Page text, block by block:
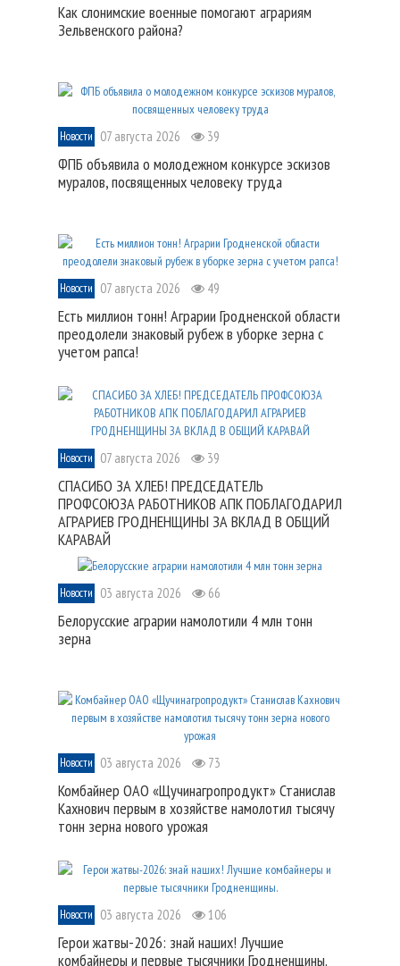
Как слонимские военные помогают аграриям
Зельвенского района?
Новости 07 августа 2026 39
ФПБ объявила о молодежном конкурсе эскизов
муралов, посвященных человеку труда
Новости 07 августа 2026 49
Есть миллион тонн! Аграрии Гродненской области
преодолели знаковый рубеж в уборке зерна с
учетом рапса!
Новости 07 августа 2026 39
СПАСИБО ЗА ХЛЕБ! ПРЕДСЕДАТЕЛЬ
ПРОФСОЮЗА РАБОТНИКОВ АПК ПОБЛАГОДАРИЛ
АГРАРИЕВ ГРОДНЕНЩИНЫ ЗА ВКЛАД В ОБЩИЙ
КАРАВАЙ
Новости 03 августа 2026 66
Белорусские аграрии намолотили 4 млн тонн
зерна
Новости 03 августа 2026 73
Комбайнер ОАО «Щучинагропродукт» Станислав
Кахнович первым в хозяйстве намолотил тысячу
тонн зерна нового урожая
Новости 03 августа 2026 106
Герои жатвы-2026: знай наших! Лучшие
комбайнеры и первые тысячники Гродненщины.